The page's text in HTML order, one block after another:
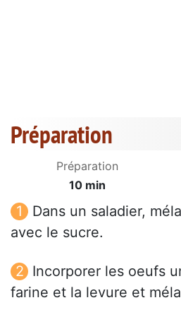
Préparation
Préparation
10 min
Dans un saladier,
avec le sucre.
Incorporer les oeufs
farine et la levure et